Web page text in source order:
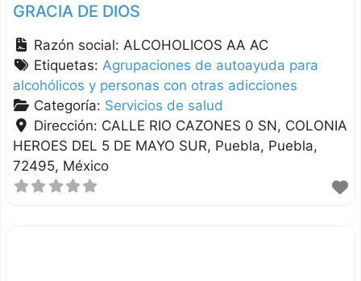
GRACIA DE DIOS
Razón social: ALCOHOLICOS AA AC
Etiquetas: Agrupaciones de autoayuda para
alcohólicos y personas con otras adicciones
Categoría: Servicios de salud
Dirección: CALLE RIO CAZONES 0 SN, COLONIA
HEROES DEL 5 DE MAYO SUR Puebla Puebla
72495 México